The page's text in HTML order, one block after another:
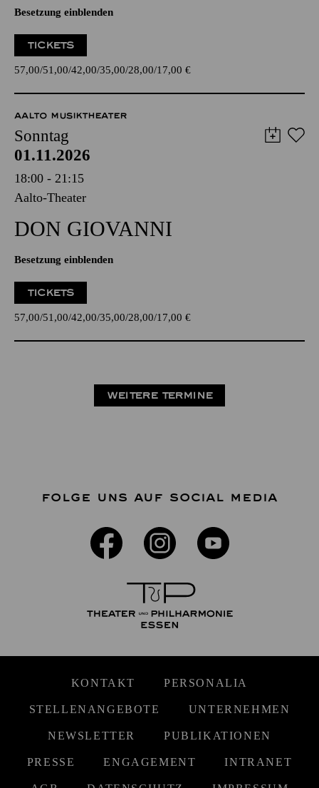
Besetzung einblenden
TICKETS
57,00 51,00 42,00 35,00 28,00 17,00 €
AALTO MUSIKTHEATER
Sonntag
01.11.2026
18:00 - 21:15
Aalto-Theater
DON GIO­VANNI
Besetzung einblenden
TICKETS
57,00 51,00 42,00 35,00 28,00 17,00 €
WEITERE TERMINE
FOLGE UNS AUF SOCIAL MEDIA
KONTAKT PERSONALIA
STELLENANGEBOTE UNTERNEHMEN
NEWSLETTER PUBLIKATIONEN
PRESSE ENGAGEMENT INTRANET